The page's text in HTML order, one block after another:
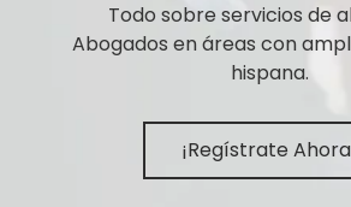
Todo sobre servicios de
Abogados en áreas con
hispana.
¡Regístrate